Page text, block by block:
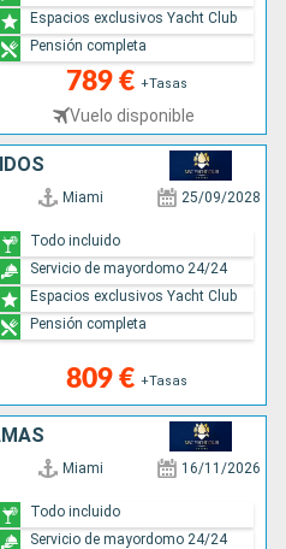
789 € +Tasas
Vuelo disponible
Espacios exclusivos Yacht Club
Pensión completa
Miami 25/09/2028
809 € +Tasas
Todo incluido
Servicio de mayordomo 24/24
Espacios exclusivos Yacht Club
Pensión completa
Miami 16/11/2026
Todo incluido
Servicio de mayordomo 24/24